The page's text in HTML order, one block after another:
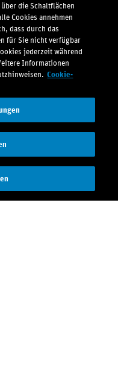
die Schaltflächen
Cookies annehmen
dass durch das
für Sie nicht verfügbar
jederzeit während
Informationen
Cookie-